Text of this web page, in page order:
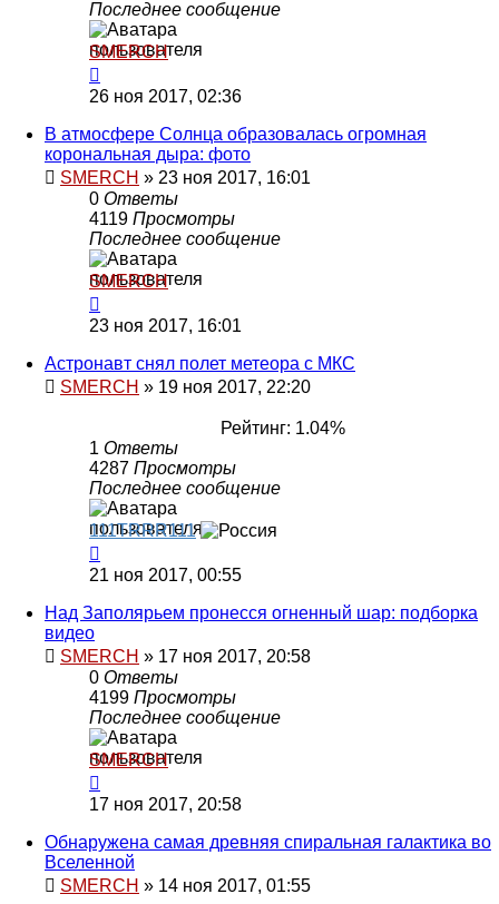
Последнее сообщение
SMERCH
26 ноя 2017, 02:36
В атмосфере Солнца образовалась огромная
корональная дыра: фото
SMERCH » 23 ноя 2017, 16:01
0 Ответы
4119 Просмотры
Последнее сообщение
SMERCH
23 ноя 2017, 16:01
Астронавт снял полет метеора с МКС
SMERCH » 19 ноя 2017, 22:20
Рейтинг: 1.04%
1 Ответы
4287 Просмотры
Последнее сообщение
111TRRR111
21 ноя 2017, 00:55
Над Заполярьем пронесся огненный шар: подборка
видео
SMERCH » 17 ноя 2017, 20:58
0 Ответы
4199 Просмотры
Последнее сообщение
SMERCH
17 ноя 2017, 20:58
Обнаружена самая древняя спиральная галактика во
Вселенной
SMERCH » 14 ноя 2017, 01:55